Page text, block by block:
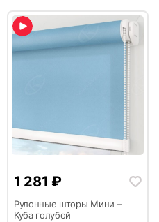
24
1 281 ₽
Рулонные шторы Мини –
Куба голубой